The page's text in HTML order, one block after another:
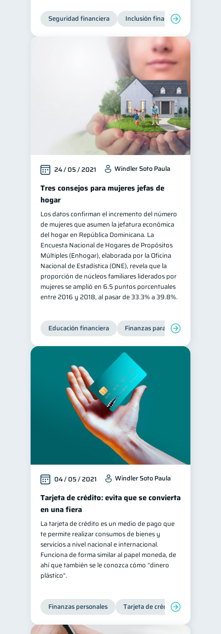
Seguridad financiera Inclusión financiera
24 / 05 / 2021 Windler Soto Paula
Tres consejos para mujeres jefas de
hogar
Los datos confirman el incremento del número
de mujeres que asumen la jefatura económica
del hogar en República Dominicana. La
Encuesta Nacional de Hogares de Propósitos
Múltiples (Enhogar), elaborada por la Oficina
Nacional de Estadística (ONE), revela que la
proporción de núcleos familiares liderados por
mujeres se amplió en 6.5 puntos porcentuales
entre 2016 y 2018, al pasar de 33.3% a 39.8%.
Educación financiera Finanzas para mujeres
04 / 05 / 2021 Windler Soto Paula
Tarjeta de crédito: evita que se convierta
en una fiera
La tarjeta de crédito es un medio de pago que
te permite realizar consumos de bienes y
servicios a nivel nacional e internacional.
Funciona de forma similar al papel moneda, de
ahí que también se le conozca cómo “dinero
plástico”.
Finanzas personales Tarjeta de crédito